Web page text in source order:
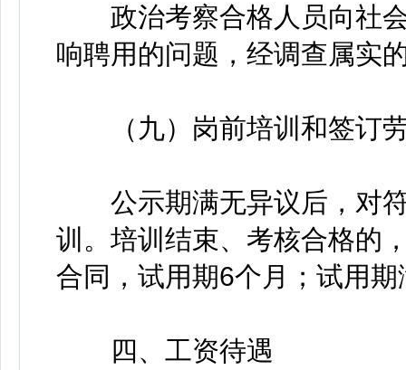
政治考察合格人员向社会
响聘用的问题，经调查属实
（九）岗前培训和签订
公示期满无异议后，对符
训。培训结束、考核合格的
合同，试用期6个月；试用
四、工资待遇